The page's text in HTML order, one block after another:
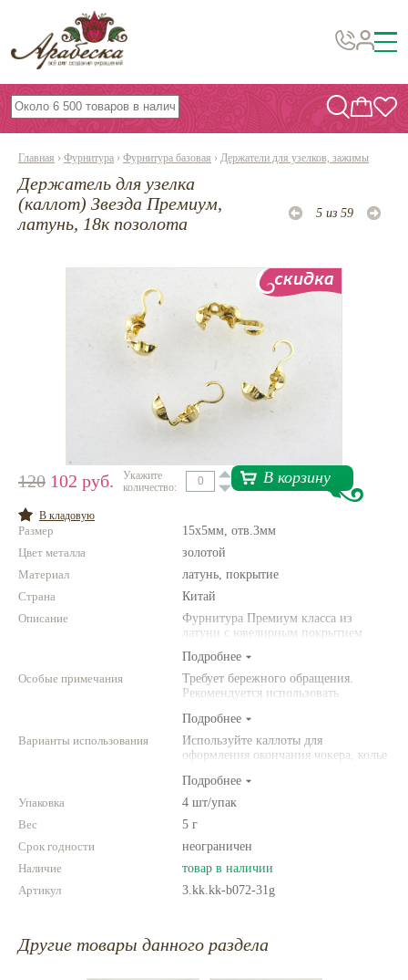
Бусины, подвески, декор
Бисер
Фурнитура
Проволока
Инструменты и материалы
Эпоксидная смола
Шнуры, ленты, нитки
Нетемнеющая фурнитура
Всё для вышивки
Натуральные камни
Главная › Фурнитура › Фурнитура базовая › Держатели для узелков, зажимы
Держатель для узелка
(каллот) Звезда Премиум,
латунь, 18к позолота
5 из 59
120 102 руб.
Укажите
количество:
В корзину
В кладовую
Размер
15х5мм, отв.3мм
Цвет металла
золотой
Материал
латунь, покрытие
Страна
Китай
Описание
Фурнитура Премиум класса из
латуни с ювелирным покрытием
Подробнее
Особые примечания
Требует бережного обращения.
Рекомендуется использовать
американского производства).
Подробнее
Варианты использования
Используйте каллоты для
оформления окончания чокера, колье
легкий бусин. Вам также
понадобятся кримпы и ювелирный
тросик
Подробнее
Упаковка
4 шт/упак
Вес
5 г
Срок годности
неограничен
Наличие
товар в наличии
Артикул
3.kk.kk-b072-31g
Другие товары данного раздела